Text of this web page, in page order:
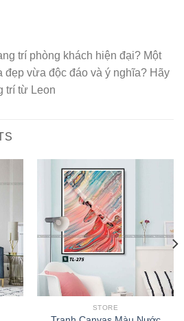
trí phòng khách hiện đại? Một
đẹp vừa độc đáo và ý nghĩa? Hãy
trí từ Leon
STORE